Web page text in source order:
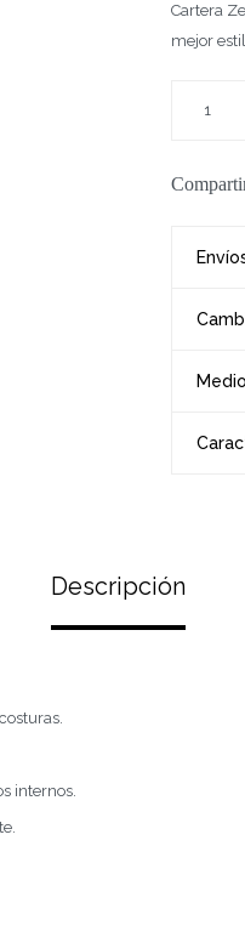
Cartera
mejor
1
Descripción
internos.